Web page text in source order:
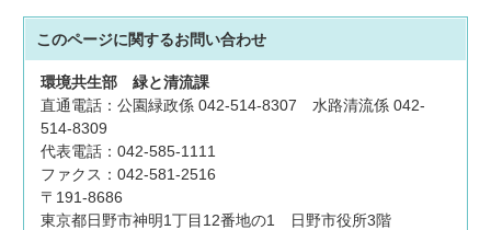
このページに関するお問い合わせ
環境共生部緑と清流課
直通電話：公園緑政係 042-514-8307 水路清流係 042-
514-8309
代表電話：042-585-1111
ファクス：042-581-2516
〒191-8686
東京都日野市神明1丁目12番地の1 日野市役所3階